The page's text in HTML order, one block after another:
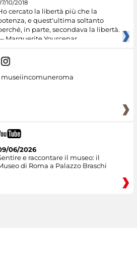
10/2018
cercato la libertà più che la
e quest'ultima soltanto
in parte, secondava la libertà.
Marguerite Yourcenar
museiincomuneroma
06/2026
e raccontare il museo: il
di Roma a Palazzo Braschi